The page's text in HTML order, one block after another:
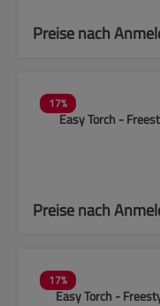
Preise nach
17%
Easy Torch -
Preise nach
17%
Easy Torch -